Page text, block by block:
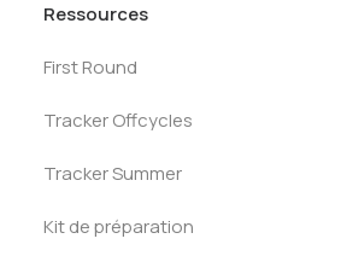
Ressources
First Round
Tracker Offcycles
Tracker Summer
Kit de préparation